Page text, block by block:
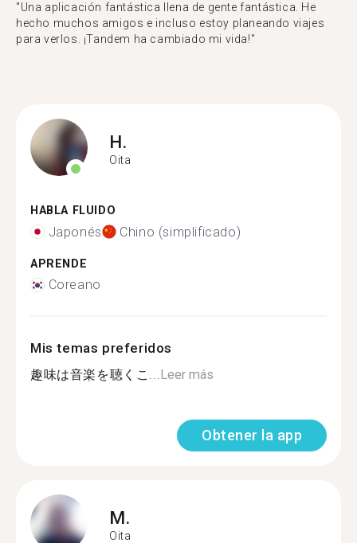
"Una aplicación fantástica llena de gente fantástica. He
hecho muchos amigos e incluso estoy planeando viajes
para verlos. ¡Tandem ha cambiado mi vida!"
H.
Oita
HABLA FLUIDO
Japonés Chino (simplificado)
APRENDE
Coreano
Mis temas preferidos
趣味は音楽を聴くこ...Leer más
Obtener la app
M.
Oita